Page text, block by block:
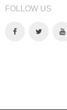
FOLLOW US